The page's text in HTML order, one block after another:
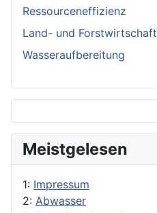
Ressourceneffizienz
Land- und Forstwirtschaft
Wasseraufbereitung
Meistgelesen
1: Impressum
2: Abwasser